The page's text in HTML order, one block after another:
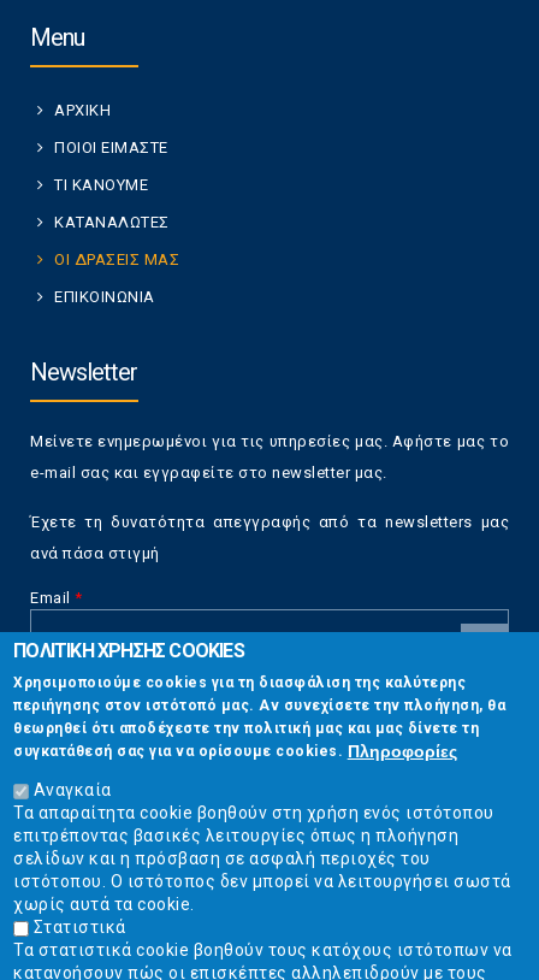
Menu
ΑΡΧΙΚΗ
ΠΟΙΟΙ ΕΙΜΑΣΤΕ
ΤΙ ΚΑΝΟΥΜΕ
ΚΑΤΑΝΑΛΩΤΕΣ
ΟΙ ΔΡΑΣΕΙΣ ΜΑΣ
ΕΠΙΚΟΙΝΩΝΙΑ
Newsletter
Μείνετε ενημερωμένοι για τις υπηρεσίες μας. Αφήστε μας το
e-mail σας και εγγραφείτε στο newsletter μας.
Έχετε τη δυνατότητα απεγγραφής από τα newsletters μας
ανά πάσα στιγμή
Email *
CAPTCHA
This
question is
for testing
whether or
not you are a
human visitor
and to
prevent
automated
spam
submissions.
5+2
Επικοινωνία
Στουρνάρη 17, Αθήνα 10683
2103304444
info@ekpizo.gr
www.ekpizo.gr
Δευ - Πεμ:10:00 πμ - 2:00 μμ
ΠΟΛΙΤΙΚΗ ΧΡΗΣΗΣ COOKIES
Χρησιμοποιούμε cookies για τη διασφάλιση της καλύτερης
περιήγησης στον ιστότοπό μας. Αν συνεχίσετε την πλοήγηση, θα
θεωρηθεί ότι αποδέχεστε την πολιτική μας και μας δίνετε τη
συγκατάθεσή σας για να ορίσουμε cookies. Πληροφορίες
Αναγκαία
Τα απαραίτητα cookie βοηθούν στη χρήση ενός ιστότοπου
επιτρέποντας βασικές λειτουργίες όπως η πλοήγηση
σελίδων και η πρόσβαση σε ασφαλή περιοχές του
ιστότοπου. Ο ιστότοπος δεν μπορεί να λειτουργήσει σωστά
χωρίς αυτά τα cookie.
Στατιστικά
Τα στατιστικά cookie βοηθούν τους κατόχους ιστότοπων να
κατανοήσουν πώς οι επισκέπτες αλληλεπιδρούν με τους